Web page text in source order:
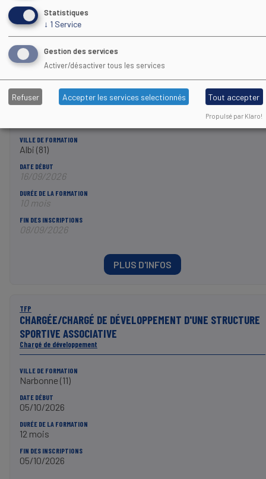
PLUS D'INFOS
TFP
CHARGÉE/CHARGÉ DE DÉVELOPPEMENT D'UNE STRUCTURE
SPORTIVE ASSOCIATIVE
VILLE DE FORMATION
Albi (81)
DATE DÉBUT
16/09/2026
DURÉE DE LA FORMATION
10 mois
FIN DES INSCRIPTIONS
08/09/2026
PLUS D'INFOS
TFP
CHARGÉE/CHARGÉ DE DÉVELOPPEMENT D'UNE STRUCTURE
SPORTIVE ASSOCIATIVE
Chargé de développement
VILLE DE FORMATION
Narbonne (11)
DATE DÉBUT
05/10/2026
DURÉE DE LA FORMATION
12 mois
FIN DES INSCRIPTIONS
05/10/2026
Statistiques
↓ 1 Service
Gestion des services
Activer/désactiver tous les services
Refuser Accepter les services selectionnés Tout accepter
Propulsé par Klaro!